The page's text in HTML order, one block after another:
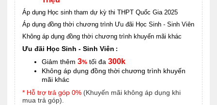
Áp dụng Học sinh tham dự kỳ thi THPT Quốc Gia 2025
Áp dụng đồng thời chương trình Ưu đãi Học Sinh - Sinh Viên
Không áp dụng đồng thời chương trình khuyến mãi khác
Ưu đãi Học Sinh - Sinh Viên :
Giảm thêm 3% tối đa 300k
Không áp dụng đồng thời chương trình khuyến
mãi khác
* Hỗ trợ trả góp 0% (Khuyến mãi không áp dụng khi
mua trả góp).